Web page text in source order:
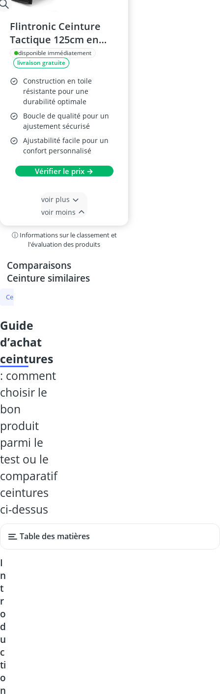
Flintronic Ceinture
Tactique 125cm en
Nylon
disponible immédiatement
livraison gratuite
Construction en toile
résistante pour une
durabilité optimale
Boucle de qualité pour un
ajustement sécurisé
Ajustabilité facile pour un
confort personnalisé
Vérifier le prix →
voir plus
voir moins
ⓘ Informations sur le classement et
l'évaluation des produits
Comparaisons
Ceinture similaires
Ceinture
guide
d’achat
ceintures
: comment
choisir le
bon
produit
parmi le
test ou le
comparatif
ceintures
ci-dessus
Table des matières
I
n
t
r
o
d
u
c
ti
o
n